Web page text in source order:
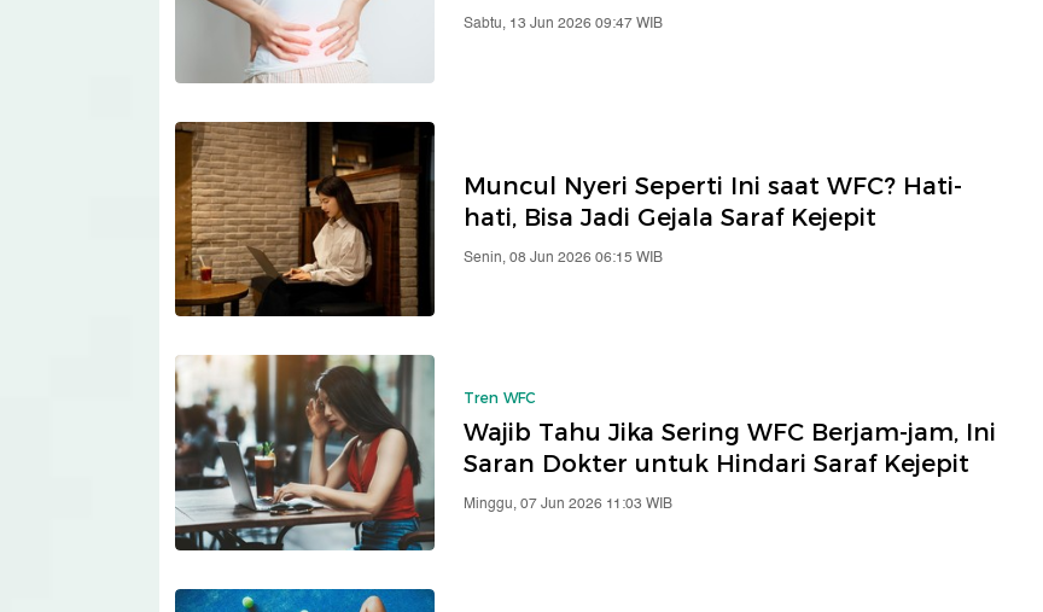
Sabtu, 13 Jun 2026 09:47 WIB
Muncul Nyeri Seperti Ini saat WFC? Hati-
hati, Bisa Jadi Gejala Saraf Kejepit
Senin, 08 Jun 2026 06:15 WIB
Tren WFC
Wajib Tahu Jika Sering WFC Berjam-jam, Ini
Saran Dokter untuk Hindari Saraf Kejepit
Minggu, 07 Jun 2026 11:03 WIB